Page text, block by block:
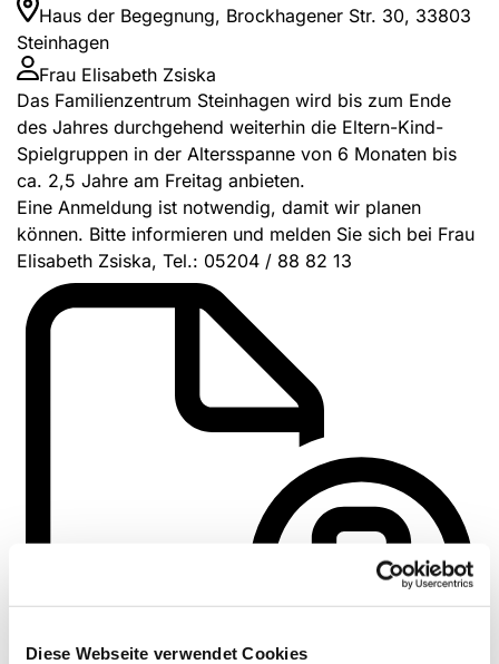
Diese Webseite verwendet Cookies
Haus der Begegnung, Brockhagener Str. 30, 33803
Steinhagen
Frau Elisabeth Zsiska
Das Familienzentrum Steinhagen wird bis zum Ende
des Jahres durchgehend weiterhin die Eltern-Kind-
Spielgruppen in der Altersspanne von 6 Monaten bis
ca. 2,5 Jahre am Freitag anbieten.
Eine Anmeldung ist notwendig, damit wir planen
können. Bitte informieren und melden Sie sich bei Frau
Elisabeth Zsiska, Tel.: 05204 / 88 82 13